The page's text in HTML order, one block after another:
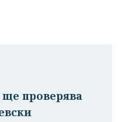
проверява